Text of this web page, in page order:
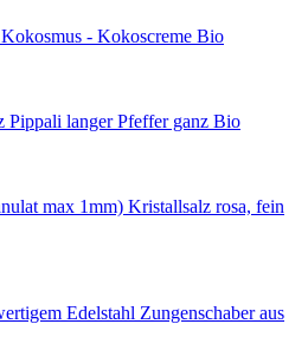
Kokosmus - Kokoscreme Bio
Pippali langer Pfeffer ganz Bio
Kristallsalz rosa, fein
Zungenschaber aus